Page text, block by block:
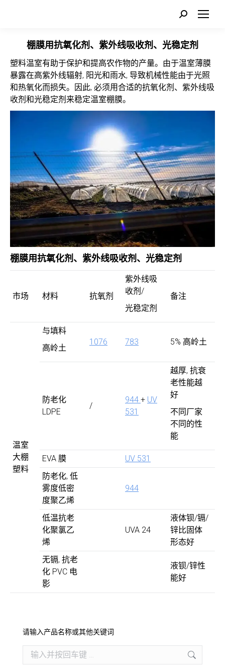
Search:
棚膜用抗氧化剂、紫外线吸收剂、光稳定剂
塑料温室有助于保护和提高农作物的产量。由于温室薄膜
暴露在高紫外线辐射, 阳光和雨水, 导致机械性能由于光照
和热氧化而损失。因此, 必须用合适的抗氧化剂、紫外线吸
收剂和光稳定剂来稳定温室棚膜。
棚膜用抗氧化剂、紫外线吸收剂、光稳定剂
市场 材料 抗氧剂
紫外线吸
收剂/
光稳定剂
备注
温室
大棚
塑料
与填料
高岭土
1076 783 5% 高岭土
防老化
LDPE
/
944 + UV
531
越厚, 抗衰
老性能越
好
不同厂家
不同的性
能
EVA 膜
UV 531
防老化, 低
雾度低密
度聚乙烯
944
低温抗老
化聚氯乙
烯
UVA 24
液体钡/镉/
锌比固体
形态好
无镉, 抗老
化 PVC 电
影
液钡/锌性
能好
请输入产品名称或其他关键词
Search: